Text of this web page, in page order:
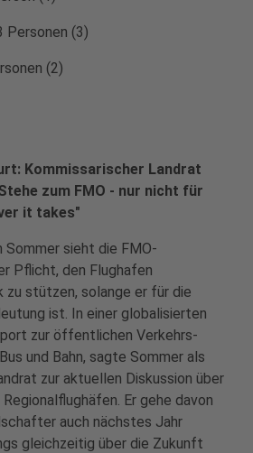
Personen (3)
(2)
Kommissarischer Landrat
zum FMO - nur nicht für
it takes"
sieht die FMO-
Pflicht, den Flughafen
zu stützen, solange er für die
ist. In einer globalisierten
zur öffentlichen Verkehrs-
und Bahn, sagte Sommer als
zur aktuellen Diskussion über
Regionalflughäfen. Er gehe davon
auch nächstes Jahr
gleichzeitig über die Zukunft